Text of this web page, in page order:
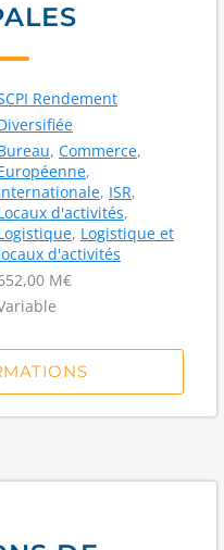
Rendement
, Commerce,
,
, ISR,
d'activités,
, Logistique et
d'activités
M€